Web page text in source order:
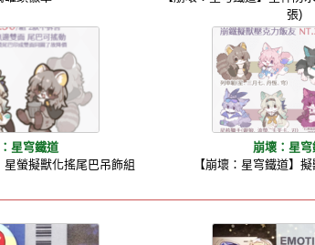
張)
星穹鐵道
螢擬獸化搖尾巴吊飾組
崩壞：星穹
【崩壞：星穹鐵道】